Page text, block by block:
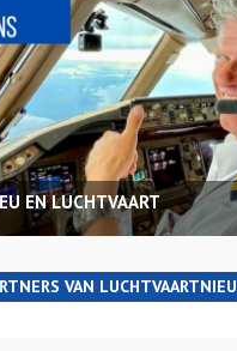
EN LUCHTVAART
VAN